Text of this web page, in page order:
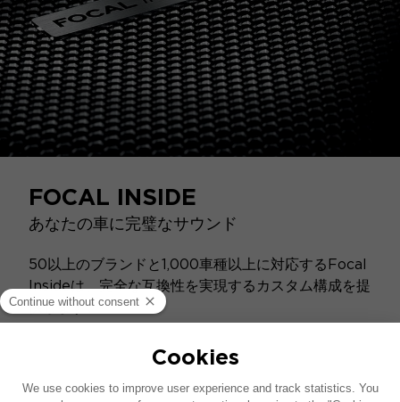
FOCAL INSIDE
あなたの車に完璧なサウンド
50以上のブランドと1,000車種以上に対応するFocal
Insideは、完全な互換性を実現するカスタム構成を提
供します。
車内を改造することなく、プラグ＆プレイのハ
ムを簡単に交換できます。